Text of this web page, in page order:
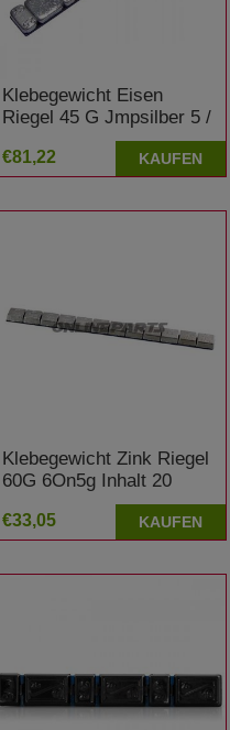
Klebegewicht Eisen
Riegel 45 G Jmpsilber 5 /
2.5 Gramm Inhalt 15
€81,22 KAUFEN
Klebegewicht Zink Riegel
60G 6On5g Inhalt 20
€33,05 KAUFEN